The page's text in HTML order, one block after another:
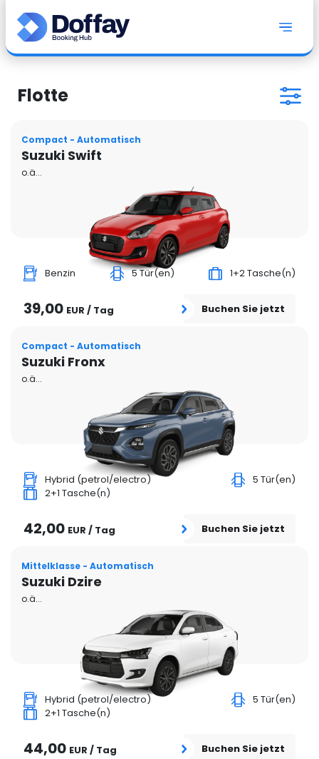
Flotte
Compact - Automatisch
Suzuki Swift
o.ä...
Benzin 5 Tür(en) 1+2 Tasche(n)
39,00 EUR / Tag Buchen Sie jetzt
Compact - Automatisch
Suzuki Fronx
o.ä...
Hybrid (petrol/electro)
5 Tür(en)
2+1 Tasche(n)
42,00 EUR / Tag Buchen Sie jetzt
Mittelklasse - Automatisch
Suzuki Dzire
o.ä...
Hybrid (petrol/electro)
5 Tür(en)
2+1 Tasche(n)
44,00 EUR / Tag Buchen Sie jetzt